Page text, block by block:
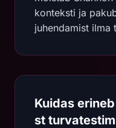
konteksti ja
juhendamist ilma
Kuidas
st